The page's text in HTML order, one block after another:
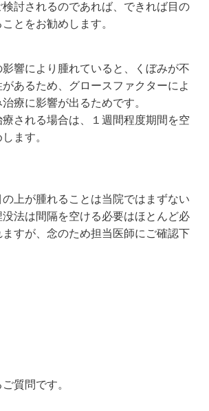
討されるのであれば、できれば目の
とをお勧めします。
影響により腫れていると、くぼみが不
あるため、グロースファクターによ
療に影響が出るためです。
療される場合は、１週間程度期間を空
ます。
上が腫れることは当院ではまずない
法は間隔を空ける必要はほとんど必
すが、念のため担当医師にご確認下
質問です。